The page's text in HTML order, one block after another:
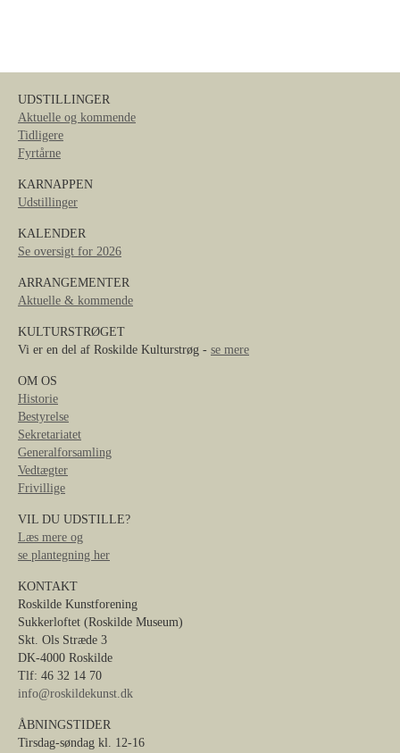
UDSTILLINGER
Aktuelle og kommende
Tidligere
Fyrtårne
KARNAPPEN
Udstillinger
KALENDER
Se oversigt for 2026
ARRANGEMENTER
Aktuelle & kommende
KULTURSTRØGET
Vi er en del af Roskilde Kulturstrøg - se mere
OM OS
Historie
Bestyrelse
Sekretariatet
Generalforsamling
Vedtægter
Frivillige
VIL DU UDSTILLE?
Læs mere og
se plantegning her
KONTAKT
Roskilde Kunstforening
Sukkerloftet (Roskilde Museum)
Skt. Ols Stræde 3
DK-4000 Roskilde
Tlf: 46 32 14 70
info@roskildekunst.dk
ÅBNINGSTIDER
Tirsdag-søndag kl. 12-16